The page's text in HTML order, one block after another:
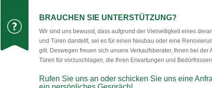
BRAUCHEN SIE UNTERSTÜTZUNG?
Wir sind uns bewusst, dass aufgrund der Vielseitigkeit eines
und Türen darstellt, sei es für einen Neubau oder eine
gilt. Deswegen freuen sich unsere Verkaufsberater, Ihnen bei
Türen für vorzuschlagen, die Ihren Erwartungen und
Rufen Sie uns an oder schicken Sie uns eine